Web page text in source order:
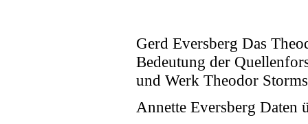
Gerd Eversberg Das
Bedeutung der
und Werk Theodor Storms
Annette Eversberg Daten